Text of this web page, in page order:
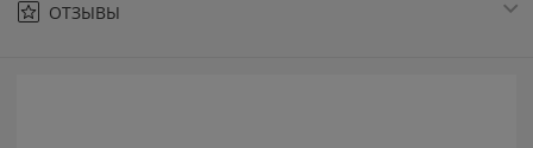
ОТЗЫВЫ